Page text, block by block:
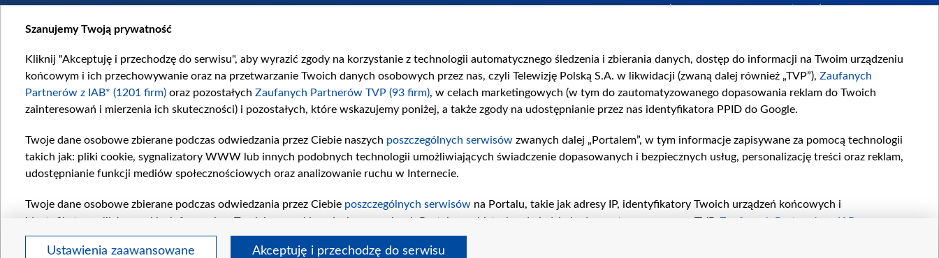
Informacje o nadawcy
Polityka Prywatności
Procedura zgłoszeń
Szanujemy Twoją prywatność
Kliknij "Akceptuję i przechodzę do serwisu", aby wyrazić zgody na korzystanie z technologii automatycznego śledzenia i zbierania danych, dostęp do informacji na Twoim urządzeniu
końcowym i ich przechowywanie oraz na przetwarzanie Twoich danych osobowych przez nas, czyli Telewizję Polską S.A. w likwidacji (zwaną dalej również „TVP”), Zaufanych
Partnerów z IAB* (1201 firm) oraz pozostałych Zaufanych Partnerów TVP (93 firm), w celach marketingowych (w tym do zautomatyzowanego dopasowania reklam do Twoich
zainteresowań i mierzenia ich skuteczności) i pozostałych, które wskazujemy poniżej, a także zgody na udostępnianie przez nas identyfikatora PPID do Google.
Twoje dane osobowe zbierane podczas odwiedzania przez Ciebie naszych poszczególnych serwisów zwanych dalej „Portalem”, w tym informacje zapisywane za pomocą technologii
takich jak: pliki cookie, sygnalizatory WWW lub innych podobnych technologii umożliwiających świadczenie dopasowanych i bezpiecznych usług, personalizację treści oraz reklam,
udostępnianie funkcji mediów społecznościowych oraz analizowanie ruchu w Internecie.
Twoje dane osobowe zbierane podczas odwiedzania przez Ciebie poszczególnych serwisów na Portalu, takie jak adresy IP, identyfikatory Twoich urządzeń końcowych i
identyfikatory plików cookie, informacje o Twoich wyszukiwaniach w serwisach Portalu czy historia odwiedzin będą przetwarzane przez TVP, Zaufanych Partnerów z IAB
pozostałychZaufanych Partnerów TVP
dla realizacji następujących celów i funkcji: przechowywania informacji na urządzeniu lub dostęp do nich, wyboru podstawowych reklam,
wyboru spersonalizowanych reklam, tworzenia profilu spersonalizowanych reklam, tworzenia profilu spersonalizowanych treści, wyboru spersonalizowanych treści, pomiaru
Ustawienia zaawansowane Akceptuję i przechodzę do serwisu